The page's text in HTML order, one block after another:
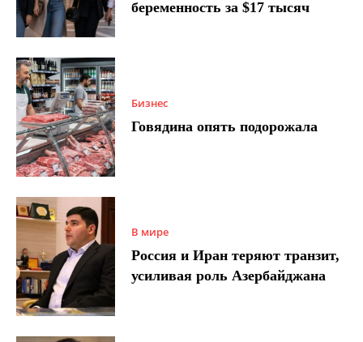
беременность за $17 тысяч
Бизнес
Говядина опять подорожала
В мире
Россия и Иран теряют транзит,
усиливая роль Азербайджана